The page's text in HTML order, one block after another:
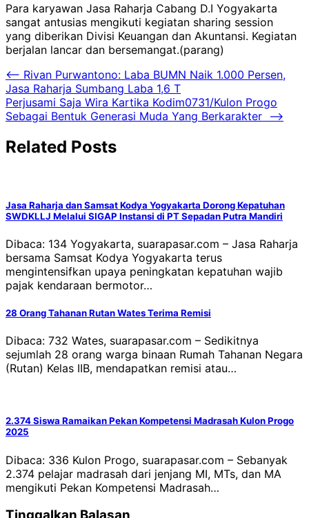
Para karyawan Jasa Raharja Cabang D.I Yogyakarta
sangat antusias mengikuti kegiatan sharing session
yang diberikan Divisi Keuangan dan Akuntansi. Kegiatan
berjalan lancar dan bersemangat.(parang)
Navigasi
pos
⟵ Rivan Purwantono: Laba BUMN Naik 1.000 Persen,
Jasa Raharja Sumbang Laba 1,6 T
Perjusami Saja Wira Kartika Kodim0731/Kulon Progo
Sebagai Bentuk Generasi Muda Yang Berkarakter ⟶
Related Posts
Jasa Raharja dan Samsat Kodya Yogyakarta Dorong Kepatuhan
SWDKLLJ Melalui SIGAP Instansi di PT Sepadan Putra Mandiri
Dibaca: 134 Yogyakarta, suarapasar.com – Jasa Raharja
bersama Samsat Kodya Yogyakarta terus
mengintensifkan upaya peningkatan kepatuhan wajib
pajak kendaraan bermotor…
28 Orang Tahanan Rutan Wates Terima Remisi
Dibaca: 732 Wates, suarapasar.com – Sedikitnya
sejumlah 28 orang warga binaan Rumah Tahanan Negara
(Rutan) Kelas IIB, mendapatkan remisi atau…
2.374 Siswa Ramaikan Pekan Kompetensi Madrasah Kulon Progo
2025
Dibaca: 336 Kulon Progo, suarapasar.com – Sebanyak
2.374 pelajar madrasah dari jenjang MI, MTs, dan MA
mengikuti Pekan Kompetensi Madrasah…